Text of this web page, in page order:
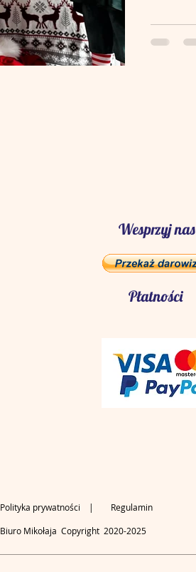
Wesprzyj nas
Płatności
Polityka prywatności | Regulamin
Biuro Mikołaja Copyright 2020-2025